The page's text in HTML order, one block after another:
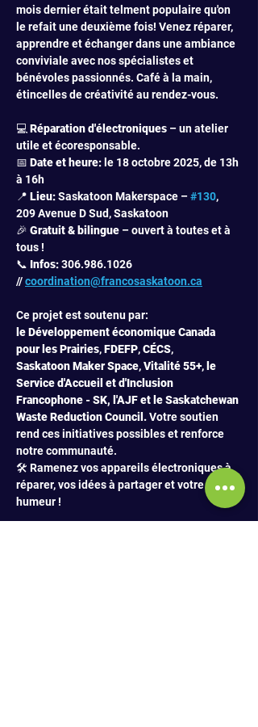
mois dernier était telment populaire qu'on
le refait une deuxième fois! Venez réparer,
apprendre et échanger dans une ambiance
conviviale avec nos spécialistes et
bénévoles passionnés. Café à la main,
étincelles de créativité au rendez-vous.
💻 Réparation d'électroniques – un atelier
utile et écoresponsable.
📅 Date et heure: le 18 octobre 2025, de 13h
à 16h
📍 Lieu: Saskatoon Makerspace – #130,
209 Avenue D Sud, Saskatoon
🎉 Gratuit & bilingue – ouvert à toutes et à
tous !
📞 Infos: 306.986.1026
// coordination@francosaskatoon.ca
Ce projet est soutenu par:
leDéveloppement économique Canada
pour les Prairies, FDEFP, CÉCS,
SaskatoonMaker Space, Vitalité 55+, le
Service d'Accueil et d'Inclusion
Francophone - SK, l'AJF et le Saskatchewan
Waste Reduction Council. Votre soutien
rend ces initiatives possibles et renforce
notre communauté.
🛠️ Ramenez vos appareils électroniques à
réparer, vos idées à partager et votre bonne
humeur !